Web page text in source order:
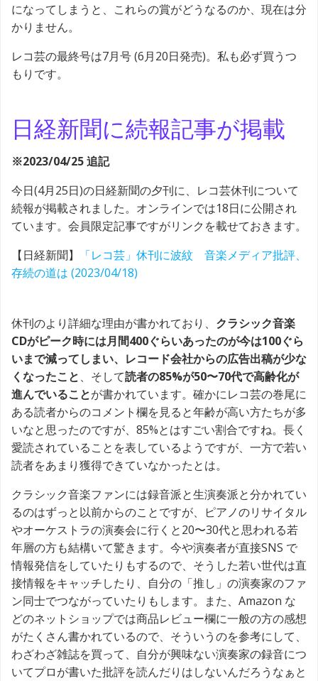
になってしまうと、これらの賞がどうなるのか、現在は分
かりません。
レコ芸の最終号は7月号 (6月20日発売)。私も必ず買うつ
もりです。
日経新聞に続報記事が掲載
※2023/04/25 追記
今日(4月25日)の日経新聞の夕刊に、レコ芸休刊について
続報が掲載されました。オンラインでは18日に公開され
ています。会員限定記事ですがリンクを載せておきます。
【日経新聞】
「レコ芸」休刊に波紋 音楽メディア批評、
存続の道は (2023/04/18)
休刊のより詳細な理由が書かれており、 クラシック音楽
CDがピーク時には月間400ぐらいあったのが今は100ぐら
いまで減ってしまい、レコード会社からの広告出稿が少な
くなったこと、そして読者の85%が50〜70代で高齢化が
進んでいることが書かれています。確かにレコ芸の巻尾に
ある読者からのコメント欄を見ると年齢が高い方たちが多
いなと思ったのですが、85%とはすごい割合ですね。長く
愛読されていることを表しているようですが、一方で若い
読者をあまり獲得できていなかったとは。
クラシック音楽ファンには録音派と生演奏派と分かれてい
るのはずっと以前からのことですが、ピアノのリサイタル
やオーケストラの演奏会に行くと20〜30代と思われる若
年層の方も結構いて驚きます。今や演奏者が直接SNS で
情報発信をしていたりもするので、そうした若い世代は直
接情報をキャッチしたり、自分の「推し」の演奏家のファ
ン同士でつながっていたりもします。また、Amazon な
どのネットショップでは商品レビュー欄に一般の方の感想
がたくさん書かれているので、そういうのを参考にして、
わざわざ雑誌を買って、自分が興味ない演奏家の録音につ
いてプロが書いた批評を読んだりはしないんだろうなぁと